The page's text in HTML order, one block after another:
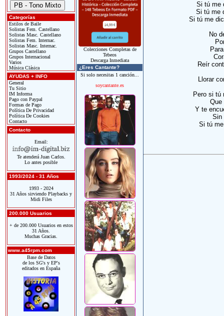
Categorías
Estilos de Baile
Solistas Fem. Castellano
Solistas Masc. Castellano
Solistas Fem. Internac.
Solistas Masc. Internac.
Grupos Castellano
Grupos Internacional
Varios
Música Clásica
AYUDAS + INFO
General
Tu Sitio
IM Informa
Pago con Paypal
Formas de Pago
Política De Privacidad
Política De Cookies
Contacto
Contacto
Email:
Te atenderá Juan Carlos.
Lo antes posible
1993/2024 - 31 Años
1993 - 2024
31 Años sirviendo Playbacks y
Midi Files
200.000 Usuarios
+ de 200.000 Usuarios en estos
31 Años.
Muchas Gracias.
www.a45rpm.com
Base de Datos
de los SG's y EP's
editados en España
Colecciones Completas de
Tebeos
Descarga Inmediata
¿Eres Cantante?
Si solo necesitas 1 canción...
soycantante.es
Si tú me
Si tú me
Si tú me
No
Reír
Llorar
Pero si tú
Que
Y te
Sin
Si tú